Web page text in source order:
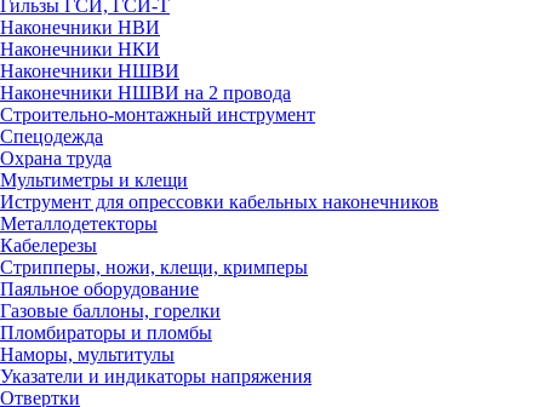
Гильзы ГСИ, ГСИ-Т
Наконечники НВИ
Наконечники НКИ
Наконечники НШВИ
Наконечники НШВИ на 2 провода
Строительно-монтажный инструмент
Спецодежда
Охрана труда
Мультиметры и клещи
Иструмент для опрессовки кабельных наконечников
Металлодетекторы
Кабелерезы
Стрипперы, ножи, клещи, кримперы
Паяльное оборудование
Газовые баллоны, горелки
Пломбираторы и пломбы
Наморы, мультитулы
Указатели и индикаторы напряжения
Отвертки